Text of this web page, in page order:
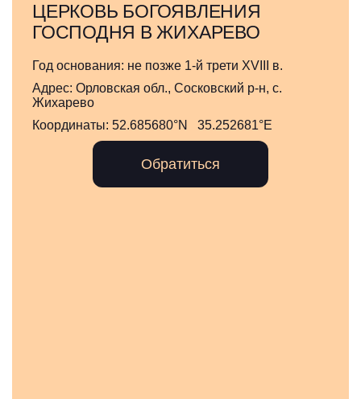
ЦЕРКОВЬ БОГОЯВЛЕНИЯ
ГОСПОДНЯ В ЖИХАРЕВО
Год основания: не позже 1-й трети XVIII в.
Адрес: Орловская обл., Сосковский р-н, с.
Жихарево
Координаты: 52.685680°N 35.252681°E
Обратиться